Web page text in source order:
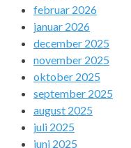
februar 2026
januar 2026
december 2025
november 2025
oktober 2025
september 2025
august 2025
juli 2025
juni 2025